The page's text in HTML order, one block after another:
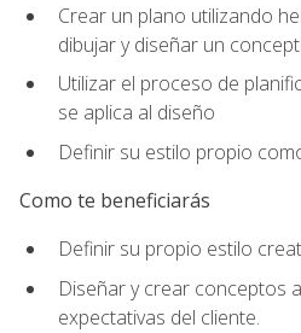
Crear un plano utilizando
dibujar y diseñar un
Utilizar el proceso de
se aplica al diseño
Definir su estilo propio
Como te beneficiarás
Definir su propio estilo
Diseñar y crear conceptos
expectativas del cliente.